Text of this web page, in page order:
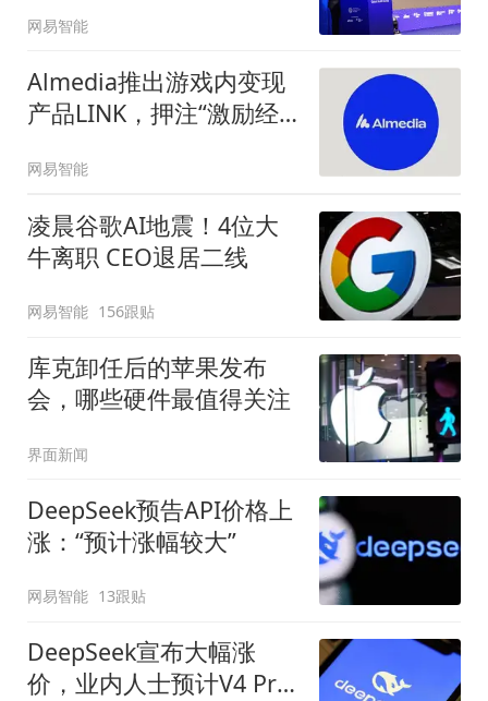
网易智能
Almedia推出游戏内变现
产品LINK，押注“激励经
网易智能
凌晨谷歌AI地震！4位大
牛离职 CEO退居二线
网易智能 156跟贴
库克卸任后的苹果发布
会，哪些硬件最值得关注
界面新闻
DeepSeek预告API价格上
涨：“预计涨幅较大”
网易智能 13跟贴
DeepSeek宣布大幅涨
价，业内人士预计V4 Pro